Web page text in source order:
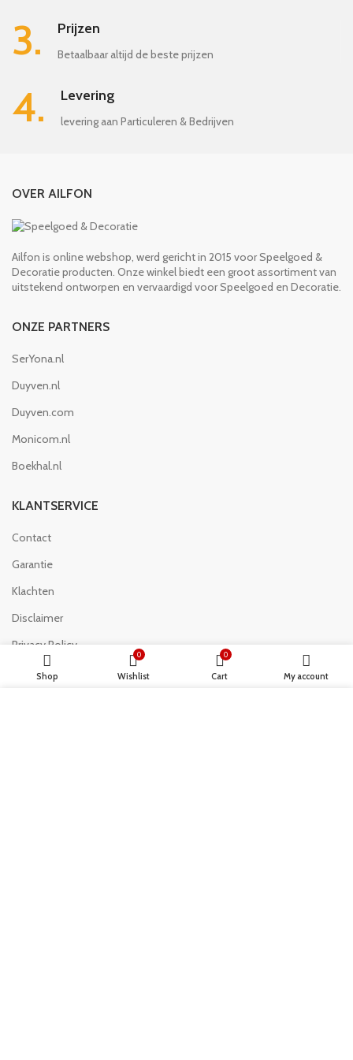
3. Prijzen
Betaalbaar altijd de beste prijzen
4. Levering
levering aan Particuleren & Bedrijven
OVER AILFON
Ailfon is online webshop, werd gericht in 2015 voor Speelgoed &
Decoratie producten. Onze winkel biedt een groot assortiment van
uitstekend ontworpen en vervaardigd voor Speelgoed en Decoratie.
ONZE PARTNERS
SerYona.nl
Duyven.nl
Duyven.com
Monicom.nl
Boekhal.nl
KLANTSERVICE
Contact
Garantie
Klachten
Disclaimer
Privacy Policy
Algemeen voorwaarden
Shop
0
Wishlist
0
Cart My account